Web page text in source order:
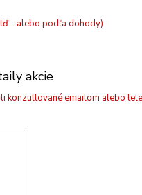
alebo podľa dohody)
akcie
konzultované emailom alebo